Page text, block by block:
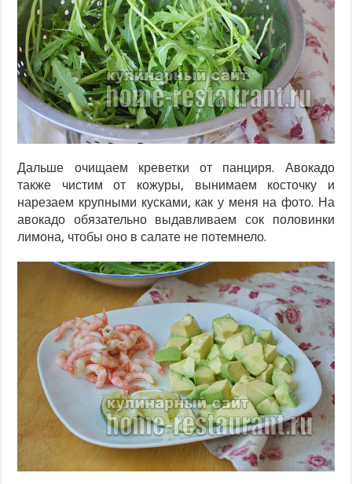
Дальше очищаем креветки от панциря. Авокадо
также чистим от кожуры, вынимаем косточку и
нарезаем крупными кусками, как у меня на фото. На
авокадо обязательно выдавливаем сок половинки
лимона, чтобы оно в салате не потемнело.